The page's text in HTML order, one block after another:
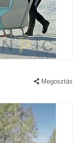
Megosztás